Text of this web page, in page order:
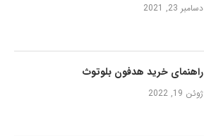
دسامبر 23, 2021
راهنمای خرید هدفون بلوتوث
ژوئن 19, 2022